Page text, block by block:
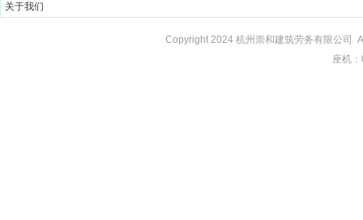
关于我们
Copyright 2024 杭州崇和建筑劳务有限公司
座机：